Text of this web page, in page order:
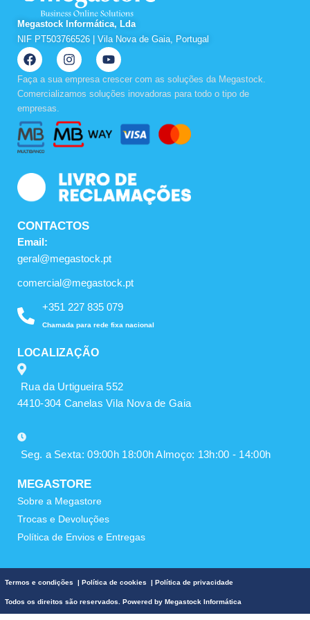
Megastock Informática, Lda
NIF PT503766526 | Vila Nova de Gaia, Portugal
F
a
c
e
o
o
k
I
n
s
t
r
a
m
Y
o
u
t
u
e
Faça a sua empresa crescer com as soluções da Megastock.
Comercializamos soluções inovadoras para todo o tipo de
empresas.
CONTACTOS
Email:
geral@megastock.pt
comercial@megastock.pt
+351 227 835 079
Chamada para rede fixa nacional
LOCALIZAÇÃO
Rua da Urtigueira 552
4410-304 Canelas Vila Nova de Gaia
Seg. a Sexta: 09:00h 18:00h Almoço: 13h:00 - 14:00h
MEGASTORE
Sobre a Megastore
Trocas e Devoluções
Política de Envios e Entregas
Termos e condições | Política de cookies | Política de privacidade
Todos os direitos são reservados. Powered by Megastock Informática